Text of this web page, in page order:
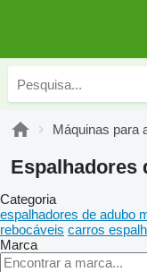
Máquinas para
Espalhadores
Categoria
espalhadores de adubo
rebocáveis carros
Marca